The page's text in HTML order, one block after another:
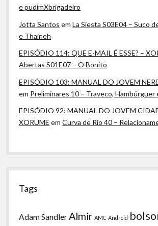
e pudimXbrigadeiro
Jotta Santos emLa Siesta S03E04 – Suco
e Thaineh
EPISÓDIO 114: QUE E-MAIL É ESSE? –
Abertas S01E07 – O Bonito
EPISÓDIO 103: MANUAL DO JOVEM
em Preliminares 10 – Traveco, Hambúrguer
EPISÓDIO 92: MANUAL DO JOVEM
XORUME emCurva de Rio 40 –
Tags
Adam Sandler Almir AMC Android